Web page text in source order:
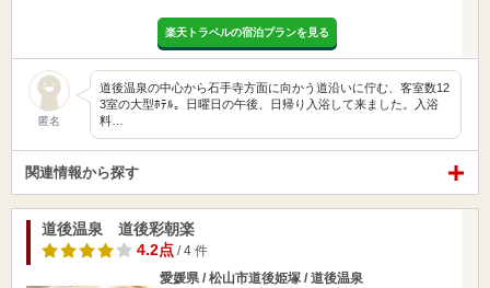
楽天トラベルの宿泊プランを見る
匿名
道後温泉の中心から石手寺方面に向かう道沿いに佇む、客室数12
3室の大型ﾎﾃﾙ。日曜日の午後、日帰り入浴して来ました。入浴
料…
関連情報から探す
道後温泉 道後彩朝楽
4.2点 / 4 件
愛媛県 / 松山市道後姫塚 / 道後温泉